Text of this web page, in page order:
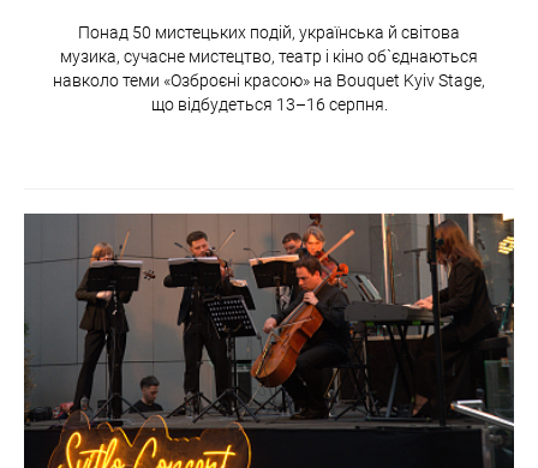
Понад 50 мистецьких подій, українська й світова
музика, сучасне мистецтво, театр і кіно об`єднаються
навколо теми «Озброєні красою» на Bouquet Kyiv Stage,
що відбудеться 13–16 серпня.